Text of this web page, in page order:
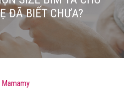
ĐÃ BIẾT CHƯA?
Mamamy